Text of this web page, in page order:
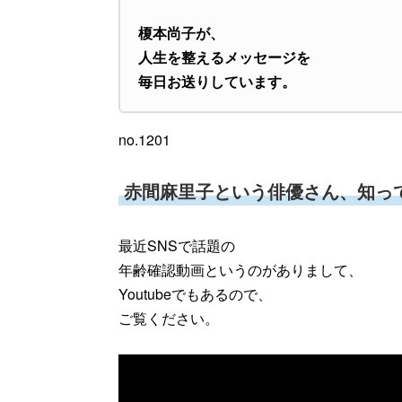
榎本尚子が、
人生を整えるメッセージを
毎日お送りしています。
no.1201
赤間麻里子という俳優さん、知っ
最近SNSで話題の
年齢確認動画というのがありまして、
Youtubeでもあるので、
ご覧ください。